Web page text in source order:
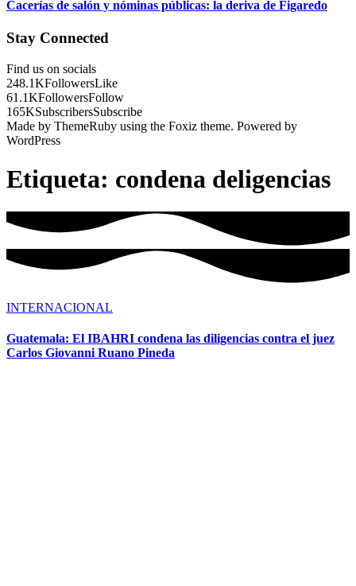
Cacerías de salón y nóminas públicas: la deriva de Figaredo
Stay Connected
Find us on socials
248.1KFollowersLike
61.1KFollowersFollow
165KSubscribersSubscribe
Made by ThemeRuby using the Foxiz theme. Powered by
WordPress
Etiqueta: condena deligencias
INTERNACIONAL
Guatemala: El IBAHRI condena las diligencias contra el juez
Carlos Giovanni Ruano Pineda